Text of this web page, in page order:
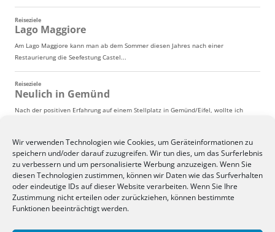
Wir verwenden Technologien wie Cookies, um Geräteinformationen zu
speichern und/oder darauf zuzugreifen. Wir tun dies, um das Surferlebnis
zu verbessern und um personalisierte Werbung anzuzeigen. Wenn Sie
diesen Technologien zustimmen, können wir Daten wie das Surfverhalten
oder eindeutige IDs auf dieser Website verarbeiten. Wenn Sie Ihre
Zustimmung nicht erteilen oder zurückziehen, können bestimmte
Funktionen beeinträchtigt werden.